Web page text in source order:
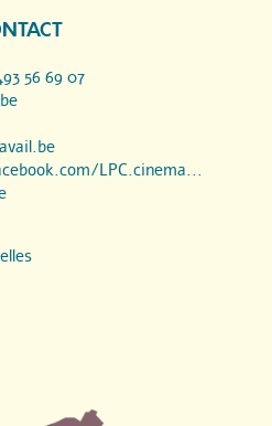
56 69 07
LPC.cinema...